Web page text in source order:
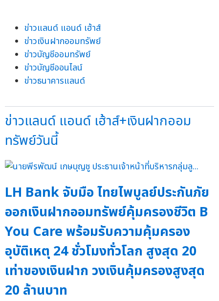
ข่าวแลนด์ แอนด์ เฮ้าส์
ข่าวเงินฝากออมทรัพย์
ข่าวบัญชีออมทรัพย์
ข่าวบัญชีออนไลน์
ข่าวธนาคารแลนด์
ข่าวแลนด์ แอนด์ เฮ้าส์+เงินฝากออม
ทรัพย์วันนี้
LH Bank จับมือ ไทยไพบูลย์ประกันภัย
ออกเงินฝากออมทรัพย์คุ้มครองชีวิต B
You Care พร้อมรับความคุ้มครอง
อุบัติเหตุ 24 ชั่วโมงทั่วโลก สูงสุด 20
เท่าของเงินฝาก วงเงินคุ้มครองสูงสุด
20 ล้านบาท